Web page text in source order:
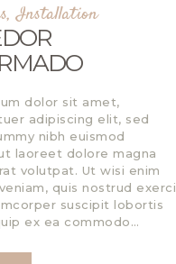
,Installation
dolor sit amet,
adipiscing elit, sed
nibh euismod
laoreet dolore magna
volutpat. Ut wisi enim
quis nostrud exerci
suscipit lobortis
ex ea commodo…